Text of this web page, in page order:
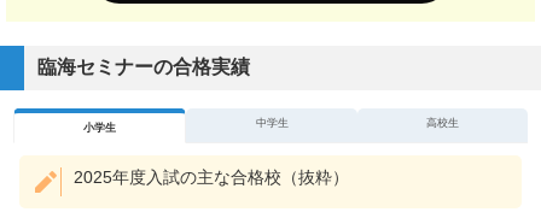
臨海セミナーの合格実績
小学生
2025年度入試の主な合格校（抜粋）
中学生 高校生